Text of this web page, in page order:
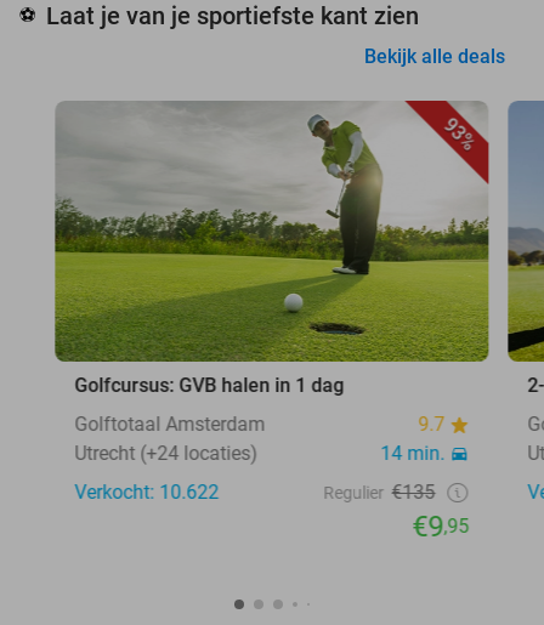
⚽ Laat je van je sportiefste kant zien
Bekijk alle deals
93%
Golfcursus: GVB halen in 1 dag
Golftotaal Amsterdam
9.7
Utrecht (+24 locaties)
14 min.
Verkocht: 10.622
Regulier €135
€9,95